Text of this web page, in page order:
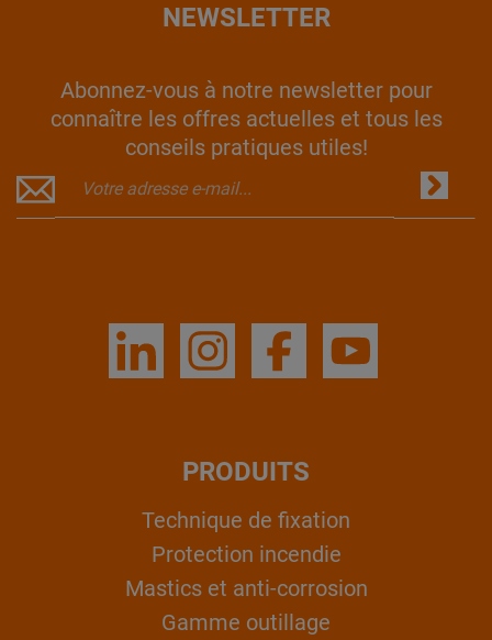
NEWSLETTER
Abonnez-vous à notre newsletter pour
connaître les offres actuelles et tous les
conseils pratiques utiles!
PRODUITS
Technique de fixation
Protection incendie
Mastics et anti-corrosion
Gamme outillage